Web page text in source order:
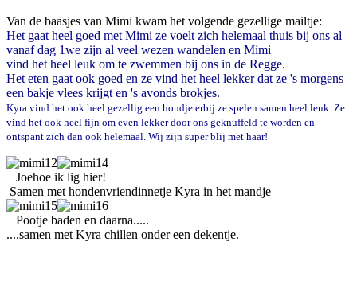
Van de baasjes van Mimi kwam het volgende gezellige mailtje:
Het gaat heel goed met Mimi ze voelt zich helemaal thuis bij ons al
vanaf dag 1we zijn al veel wezen wandelen en Mimi
vind het heel leuk om te zwemmen bij ons in de Regge.
Het eten gaat ook goed en ze vind het heel lekker dat ze 's morgens
een bakje vlees krijgt en 's avonds brokjes.
Kyra vind het ook heel gezellig een hondje erbij ze spelen samen heel leuk. Ze
vind het ook heel fijn om even lekker door ons geknuffeld te worden en
ontspant zich dan ook helemaal. Wij zijn super blij met haar!
Joehoe ik lig hier!
Samen met hondenvriendinnetje Kyra in het mandje
Pootje baden en daarna.....
....samen met Kyra chillen onder een dekentje.